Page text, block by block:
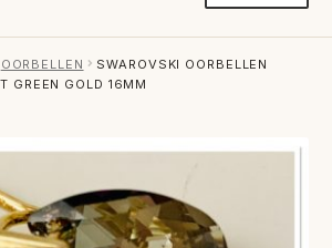
OORBELLEN
SWAROVSKI OORBELLEN
GREEN GOLD 16MM